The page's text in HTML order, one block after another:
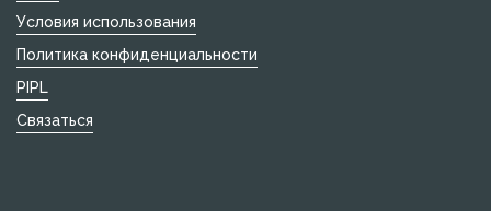
Условия использования
Политика конфиденциальности
PIPL
Связаться